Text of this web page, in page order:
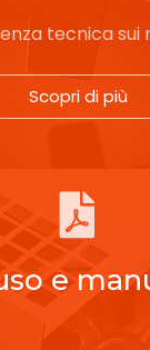
tecnica
Scopri di più
e